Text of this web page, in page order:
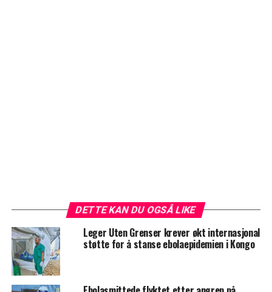
DETTE KAN DU OGSÅ LIKE
Leger Uten Grenser krever økt internasjonal
støtte for å stanse ebolaepidemien i Kongo